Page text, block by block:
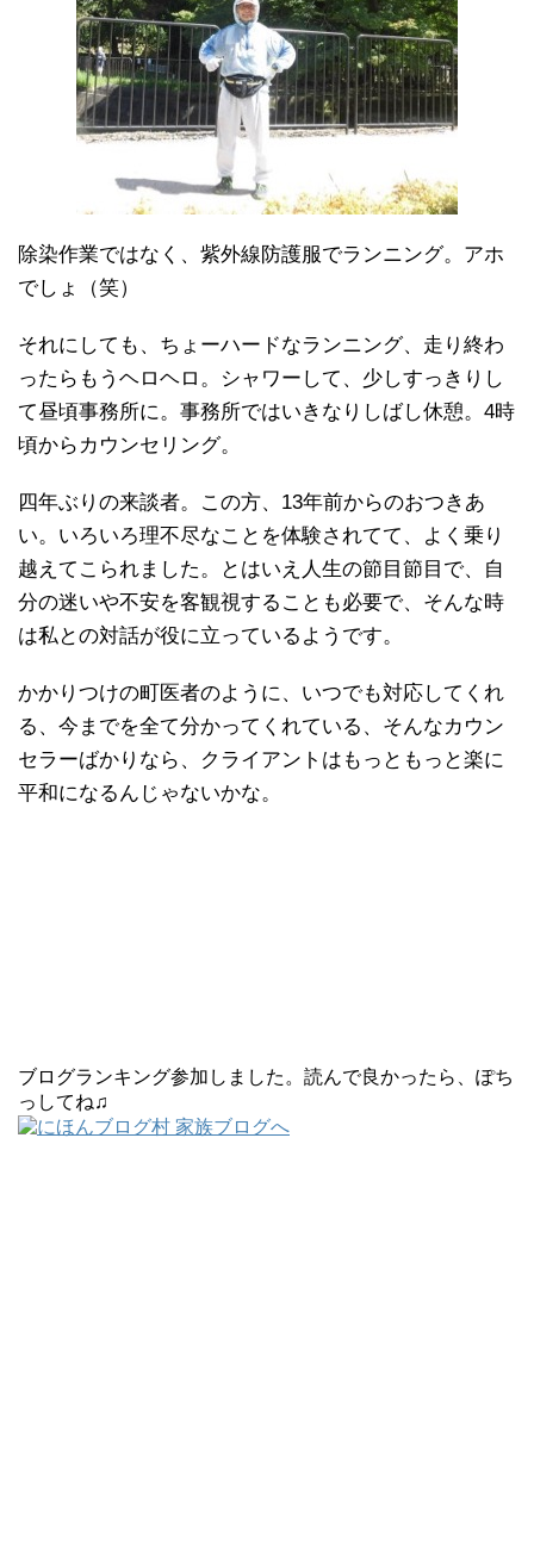
除染作業ではなく、紫外線防護服でランニング。アホ
でしょ（笑）
それにしても、ちょーハードなランニング、走り終わ
ったらもうヘロヘロ。シャワーして、少しすっきりし
て昼頃事務所に。事務所ではいきなりしばし休憩。4時
頃からカウンセリング。
四年ぶりの来談者。この方、13年前からのおつきあ
い。いろいろ理不尽なことを体験されてて、よく乗り
越えてこられました。とはいえ人生の節目節目で、自
分の迷いや不安を客観視することも必要で、そんな時
は私との対話が役に立っているようです。
かかりつけの町医者のように、いつでも対応してくれ
る、今までを全て分かってくれている、そんなカウン
セラーばかりなら、クライアントはもっともっと楽に
平和になるんじゃないかな。
ブログランキング参加しました。読んで良かったら、ぽち
っしてね♫